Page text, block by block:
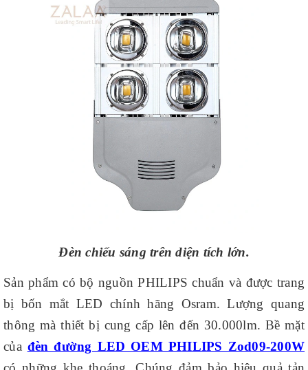
Đèn chiếu sáng trên diện tích lớn.
Sản phẩm có bộ nguồn PHILIPS chuẩn và được trang
bị bốn mắt LED chính hãng Osram. Lượng quang
thông mà thiết bị cung cấp lên đến 30.000lm. Bề mặt
của đèn đường LED OEM PHILIPS Zod09-200W